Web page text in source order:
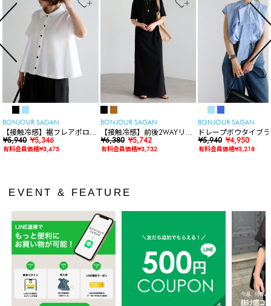
BONJOUR SAGAN
【接触冷感】裾フレアポロシ
ャツ
¥5,940 ¥5,346
有料会員価格¥3,475
BONJOUR SAGAN
【接触冷感】前後2WAYリブ
カットワンピース
¥6,380 ¥5,742
有料会員価格¥3,732
BONJOUR SAGAN
ドレープボウタイブ
ス
¥5,940 ¥4,950
有料会員価格¥3,218
EVENT & FEATURE